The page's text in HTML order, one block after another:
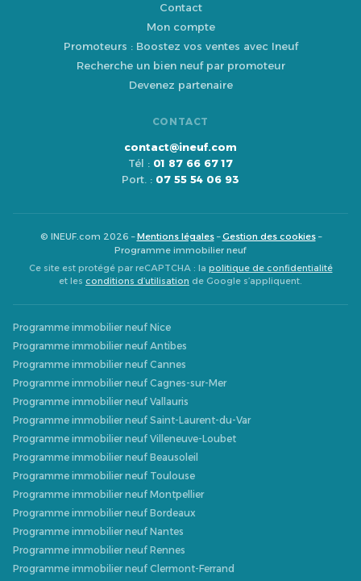
Contact
Mon compte
Promoteurs : Boostez vos ventes avec Ineuf
Recherche un bien neuf par promoteur
Devenez partenaire
CONTACT
contact@ineuf.com
Tél : 01 87 66 67 17
Port. : 07 55 54 06 93
© INEUF.com 2026 –Mentions légales–Gestion des cookies–
Programme immobilier neuf
Ce site est protégé par reCAPTCHA : la politique de confidentialité
et les conditions d’utilisation de Google s’appliquent.
Programme immobilier neuf Nice
Programme immobilier neuf Antibes
Programme immobilier neuf Cannes
Programme immobilier neuf Cagnes-sur-Mer
Programme immobilier neuf Vallauris
Programme immobilier neuf Saint-Laurent-du-Var
Programme immobilier neuf Villeneuve-Loubet
Programme immobilier neuf Beausoleil
Programme immobilier neuf Toulouse
Programme immobilier neuf Montpellier
Programme immobilier neuf Bordeaux
Programme immobilier neuf Nantes
Programme immobilier neuf Rennes
Programme immobilier neuf Clermont-Ferrand